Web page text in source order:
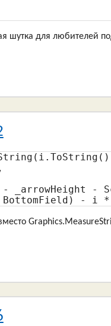
шутка для любителей
_arrowHeight -
- i